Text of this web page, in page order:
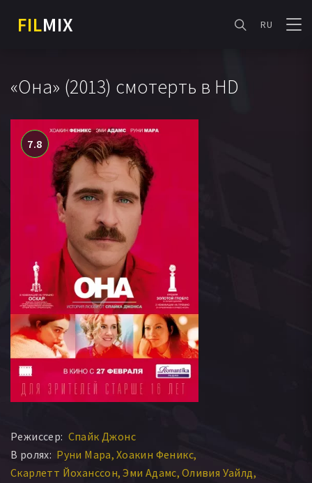
FILMIX RU
«Она» (2013) смотерть в HD
7.8
Режиссер: Спайк Джонс
В ролях: Руни Мара Хоакин Феникс
Скарлетт Йоханссон Эми Адамс Оливия Уайлд